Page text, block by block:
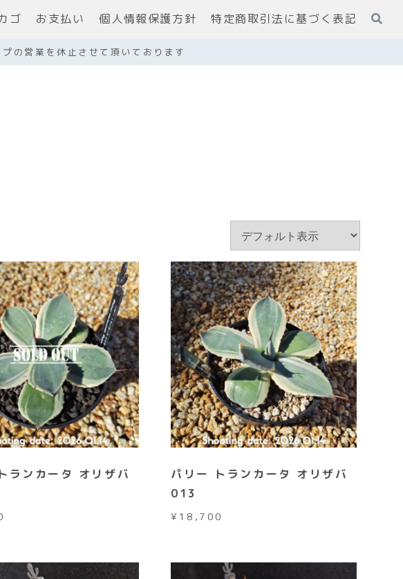
ゴ お支払い 個人情報保護方針 特定商取引法に基づく表記
の営業を休止させて頂いております
ランカータ オリザバ
パリー トランカータ オリザバ
013
¥ 18,700